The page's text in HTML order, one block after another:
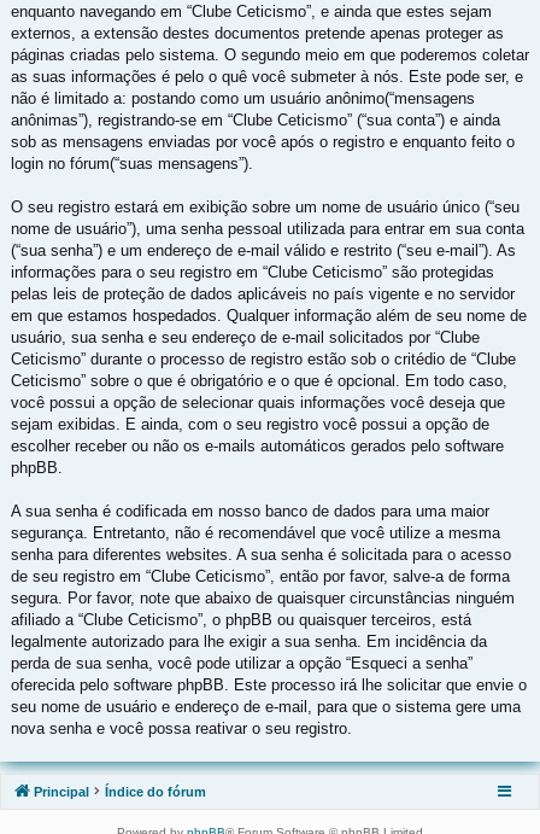
enquanto navegando em “Clube Ceticismo”, e ainda que estes sejam
externos, a extensão destes documentos pretende apenas proteger as
páginas criadas pelo sistema. O segundo meio em que poderemos coletar
as suas informações é pelo o quê você submeter à nós. Este pode ser, e
não é limitado a: postando como um usuário anônimo(“mensagens
anônimas”), registrando-se em “Clube Ceticismo” (“sua conta”) e ainda
sob as mensagens enviadas por você após o registro e enquanto feito o
login no fórum(“suas mensagens”).
O seu registro estará em exibição sobre um nome de usuário único (“seu
nome de usuário”), uma senha pessoal utilizada para entrar em sua conta
(“sua senha”) e um endereço de e-mail válido e restrito (“seu e-mail”). As
informações para o seu registro em “Clube Ceticismo” são protegidas
pelas leis de proteção de dados aplicáveis no país vigente e no servidor
em que estamos hospedados. Qualquer informação além de seu nome de
usuário, sua senha e seu endereço de e-mail solicitados por “Clube
Ceticismo” durante o processo de registro estão sob o critédio de “Clube
Ceticismo” sobre o que é obrigatório e o que é opcional. Em todo caso,
você possui a opção de selecionar quais informações você deseja que
sejam exibidas. E ainda, com o seu registro você possui a opção de
escolher receber ou não os e-mails automáticos gerados pelo software
phpBB.
A sua senha é codificada em nosso banco de dados para uma maior
segurança. Entretanto, não é recomendável que você utilize a mesma
senha para diferentes websites. A sua senha é solicitada para o acesso
de seu registro em “Clube Ceticismo”, então por favor, salve-a de forma
segura. Por favor, note que abaixo de quaisquer circunstâncias ninguém
afiliado a “Clube Ceticismo”, o phpBB ou quaisquer terceiros, está
legalmente autorizado para lhe exigir a sua senha. Em incidência da
perda de sua senha, você pode utilizar a opção “Esqueci a senha”
oferecida pelo software phpBB. Este processo irá lhe solicitar que envie o
seu nome de usuário e endereço de e-mail, para que o sistema gere uma
nova senha e você possa reativar o seu registro.
Principal Índice do fórum